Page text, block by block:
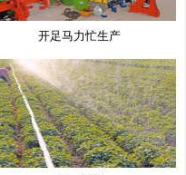
开足马力忙生产